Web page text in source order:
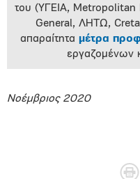
του (ΥΓΕΙΑ,
General, ΛΗΤΩ,
απαραίτητα μέτρα
εργαζομένων
Νοέμβριος 2020